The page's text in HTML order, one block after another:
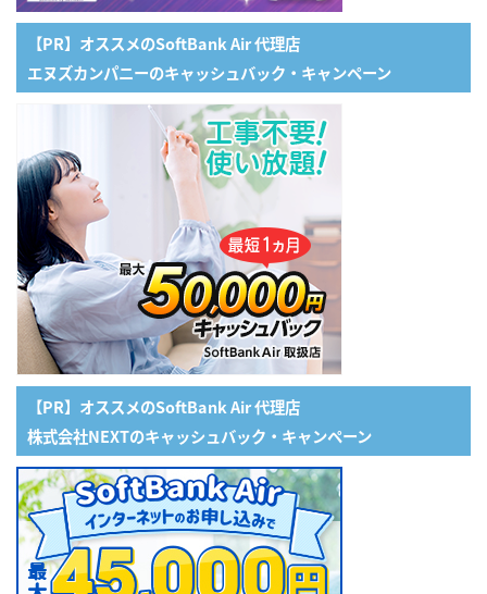
【PR】オススメのSoftBank Air 代理店
エヌズカンパニーのキャッシュバック・キャンペーン
【PR】オススメのSoftBank Air 代理店
株式会社NEXTのキャッシュバック・キャンペーン